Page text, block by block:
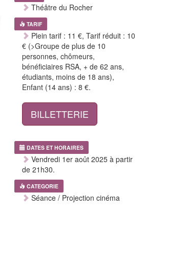
Théâtre du Rocher
TARIF
Plein tarif : 11 €, Tarif réduit : 10
€ (>Groupe de plus de 10
personnes, chômeurs,
bénéficiaires RSA, + de 62 ans,
étudiants, moins de 18 ans),
Enfant (14 ans) : 8 €.
BILLETTERIE
DATES ET HORAIRES
Vendredi 1er août 2025 à partir
de 21h30.
CATEGORIE
Séance / Projection cinéma